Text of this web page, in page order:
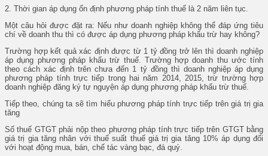
2. Thời gian áp dụng ổn định phương pháp tính thuế là 2 năm liên tục.
Một câu hỏi được đặt ra: Nếu như doanh nghiệp không thể đáp ứng tiêu
chí về doanh thu thì có được áp dụng phương pháp khấu trừ hay không?
Trường hợp kết quả xác định được từ 1 tỷ đồng trở lên thì doanh nghiệp
áp dụng phương pháp khấu trừ thuế. Trường hợp doanh thu ước tính
theo cách xác định trên chưa đến 1 tỷ đồng thì doanh nghiệp áp dụng
phương pháp tính trực tiếp trong hai năm 2014, 2015, trừ trường hợp
doanh nghiệp đăng ký tự nguyện áp dụng phương pháp khấu trừ thuế.
Tiếp theo, chúng ta sẽ tìm hiểu phương pháp tính trực tiếp trên giá trị gia
tăng
Số thuế GTGT phải nộp theo phương pháp tính trực tiếp trên GTGT bằng
giá trị gia tăng nhân với thuế suất thuế giá trị gia tăng 10% áp dụng đối
với hoạt động mua, bán, chế tác vàng bạc, đá quý.